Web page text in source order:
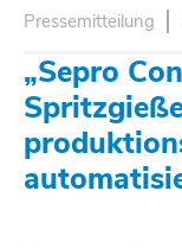
Pressemitteilung
„Sepro